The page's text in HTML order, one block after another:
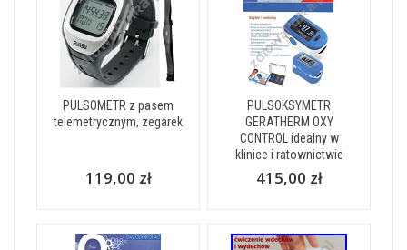
PULSOMETR z pasem
telemetrycznym, zegarek
119,00 zł
PULSOKSYMETR
GERATHERM OXY
CONTROL idealny w
klinice i ratownictwie
415,00 zł